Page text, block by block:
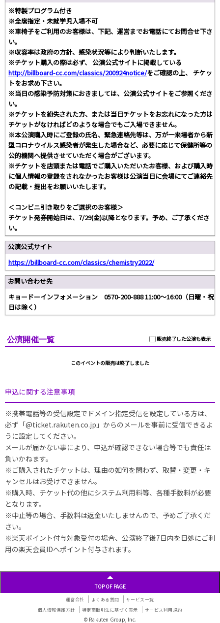
※特製プログラム付き
※全席指定・未就学児入場不可
※車椅子をご利⽤のお客様は、下記、運営までお電話にてお問合せ下さ
い。
※収容率は政府の方針、感染状況等により判断いたします。
※チケット購入の際は必ず、 公演公式サイトに掲載している
http://billboard-cc.com/classics/200924notice/をご確認の上、 チケッ
トをお求め下さい。
※当日の感染予防対策におきましては、公演公式サイトをご参照くださ
い。
※チケットを紛失された方、または当日チケットをお忘れになった方は
チケットがなければどのような場合でもご入場できません。
※本公演購入時にご登録の氏名、緊急連絡先等は、万が一来場者から新
型コロナウイルス感染者が発生した場合など、必要に応じて保健所等の
公的機関へ提供させていただく場合がございます。
※チケットを店頭または電話でご購入いただいたお客様、および購入時
に個人情報の登録をされなかったお客様は公演当日に会場にてご連絡先
の記載・提出をお願いいたします。
＜コンビニ引き取りをご選択のお客様＞
チケット発券開始日は、7/29(金)以降となります。予め、ご了承くださ
い。
公演公式サイト
https://billboard-cc.com/classics/chemistry2022/
お問い合わせ先
キョードーインフォメーション 0570-200-888 11:00〜16:00（日曜・祝
日は除く）
販売終了した公演も表示
公演開催一覧
このイベントの販売は終了しました
申込に関する注意事項
※携帯電話等の受信設定でドメイン指定受信を設定している方は、
必ず「@ticket.rakuten.co.jp」からのメールを事前に受信できるよ
うに設定してください。
メールが届かない事により、申込が確認できない場合等でも責任は
負いかねます。
※ご購入されたチケットは、理由の如何を問わず、取替・変更・キ
ャンセルはお受けできません。
※購入時、チケット代の他にシステム利用料等、各種手数料が必要
となります。
※中止等の場合、手数料は返金いたしませんので、予めご了承くだ
さい。
※楽天ポイント付与対象受付の場合、公演終了後7日内を目処にご利
用の楽天会員IDへポイント付与されます。
TOP OF PAGE
運営会社 よくある質問
サービス一覧
個人情報保護方針
特定商取引法に基づく表示 サービス利用規約
© Rakuten Group, Inc.